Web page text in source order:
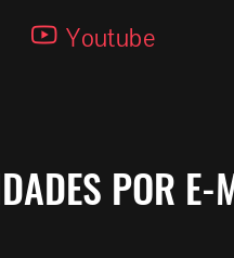
Youtube
POR E-